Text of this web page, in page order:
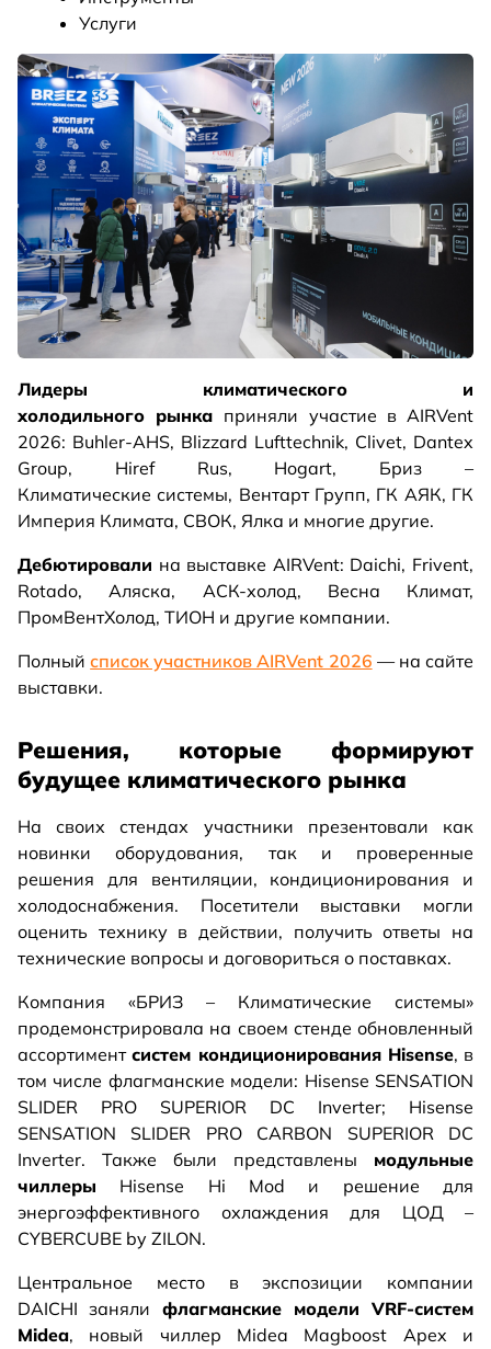
Услуги
Лидеры климатического и
холодильного рынка приняли участие в AIRVent
2026: Buhler-AHS, Blizzard Lufttechnik, Clivet, Dantex
Group, Hiref Rus, Hogart, Бриз –
Климатические системы, Вентарт Групп, ГК АЯК, ГК
Империя Климата, СВОК, Ялка и многие другие.
Дебютировали на выставке AIRVent: Daichi, Frivent,
Rotado, Аляска, АСК-холод, Весна Климат,
ПромВентХолод, ТИОН и другие компании.
Полныйсписок участников AIRVent 2026 — на сайте
выставки.
Решения, которые формируют
будущее климатического рынка
На своих стендах участники презентовали как
новинки оборудования, так и проверенные
решения для вентиляции, кондиционирования и
холодоснабжения. Посетители выставки могли
оценить технику в действии, получить ответы на
технические вопросы и договориться о поставках.
Компания «БРИЗ – Климатические системы»
продемонстрировала на своем стенде обновленный
ассортиментсистем кондиционирования Hisense, в
том числе флагманские модели: Hisense SENSATION
SLIDER PRO SUPERIOR DC Inverter; Hisense
SENSATION SLIDER PRO CARBON SUPERIOR DC
Inverter. Также были представлены модульные
чиллеры Hisense Hi Mod и решение для
энергоэффективного охлаждения для ЦОД –
CYBERCUBE by ZILON.
Центральное место в экспозиции компании
DAICHI заняли флагманские модели VRF-систем
Midea, новый чиллер Midea Magboost Apex и